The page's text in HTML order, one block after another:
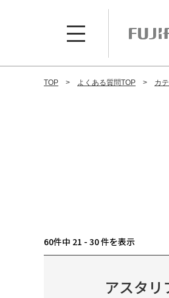
TOP よくある質問TOP カ
60件中 21 - 30 件を表示
アスタ